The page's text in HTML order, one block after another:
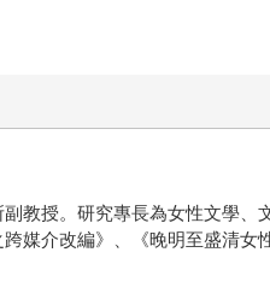
教授。研究專長為女性文學
媒介改編》、《晚明至盛清女